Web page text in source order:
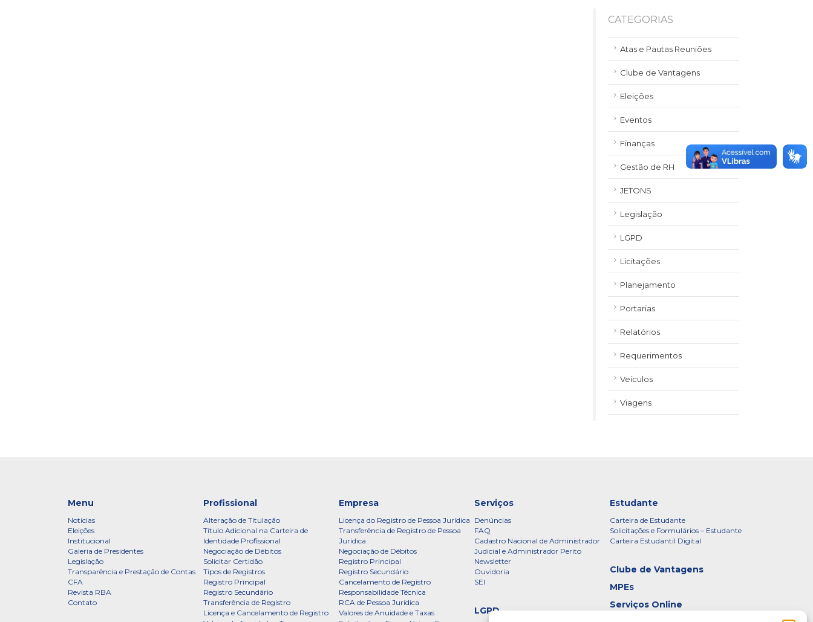
CATEGORIAS
Atas e Pautas Reuniões
Clube de Vantagens
Eleições
Eventos
Finanças
Gestão de RH
JETONS
Legislação
LGPD
Licitações
Planejamento
Portarias
Relatórios
Requerimentos
Veículos
Viagens
Menu
Notícias
Eleições
Institucional
Galeria de Presidentes
Legislação
Transparência e Prestação de Contas
CFA
Revista RBA
Contato
Profissional
Alteração de Titulação
Título Adicional na Carteira de
Identidade Profissional
Negociação de Débitos
Solicitar Certidão
Tipos de Registros
Registro Principal
Registro Secundário
Transferência de Registro
Licença e Cancelamento de Registro
Empresa
Licença do Registro de Pessoa Jurídica
Transferência de Registro de Pessoa
Jurídica
Negociação de Débitos
Registro Principal
Registro Secundário
Cancelamento de Registro
Responsabilidade Técnica
RCA de Pessoa Jurídica
Valores de Anuidade e Taxas
Serviços
Denúncias
FAQ
Cadastro Nacional de Administrador
Judicial e Administrador Perito
Newsletter
Ouvidoria
SEI
Estudante
Carteira de Estudante
Solicitações e Formulários – Estudante
Carteira Estudantil Digital
Clube de Vantagens
MPEs
Serviços Online
LGPD